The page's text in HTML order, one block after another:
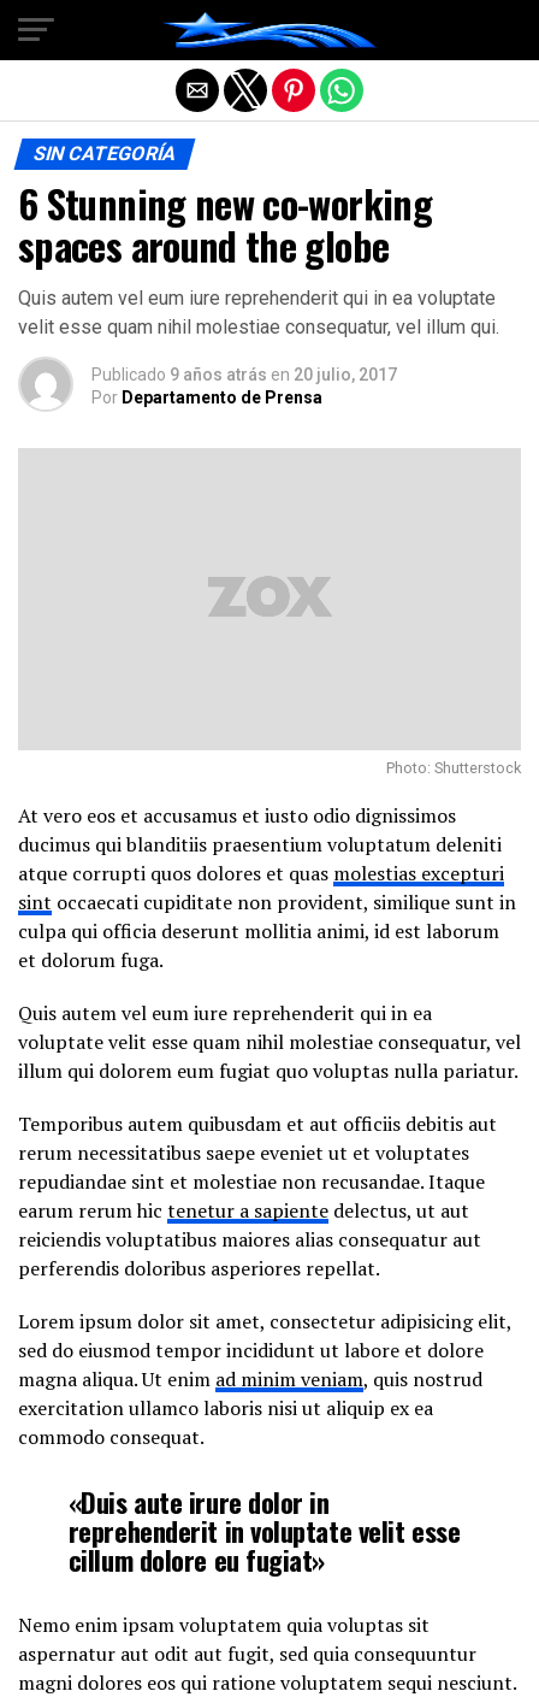
SIN CATEGORÍA
6 Stunning new co-working
spaces around the globe
Quis autem vel eum iure reprehenderit qui in ea voluptate
velit esse quam nihil molestiae consequatur, vel illum qui.
Publicado 9 años atrás en 20 julio, 2017
Por Departamento de Prensa
Photo: Shutterstock
At vero eos et accusamus et iusto odio dignissimos
ducimus qui blanditiis praesentium voluptatum deleniti
atque corrupti quos dolores et quas molestias excepturi
sint occaecati cupiditate non provident, similique sunt in
culpa qui officia deserunt mollitia animi, id est laborum
et dolorum fuga.
Quis autem vel eum iure reprehenderit qui in ea
voluptate velit esse quam nihil molestiae consequatur, vel
illum qui dolorem eum fugiat quo voluptas nulla pariatur.
Temporibus autem quibusdam et aut officiis debitis aut
rerum necessitatibus saepe eveniet ut et voluptates
repudiandae sint et molestiae non recusandae. Itaque
earum rerum hic tenetur a sapiente delectus, ut aut
reiciendis voluptatibus maiores alias consequatur aut
perferendis doloribus asperiores repellat.
Lorem ipsum dolor sit amet, consectetur adipisicing elit,
sed do eiusmod tempor incididunt ut labore et dolore
magna aliqua. Ut enim ad minim veniam, quis nostrud
exercitation ullamco laboris nisi ut aliquip ex ea
commodo consequat.
«Duis aute irure dolor in
reprehenderit in voluptate velit esse
cillum dolore eu fugiat»
Nemo enim ipsam voluptatem quia voluptas sit
aspernatur aut odit aut fugit, sed quia consequuntur
magni dolores eos qui ratione voluptatem sequi nesciunt.
Salir de la versión móvil